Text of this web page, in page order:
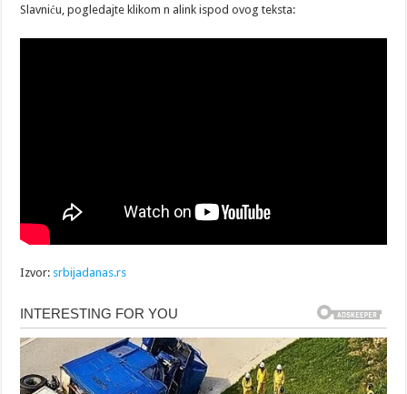
Slavniću, pogledajte klikom n alink ispod ovog teksta:
Izvor: srbijadanas.rs